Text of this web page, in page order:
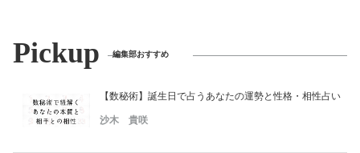
Pickup 編集部おすすめ
【数秘術】誕生日で占うあなたの運勢と性格・相性占い
沙木 貴咲